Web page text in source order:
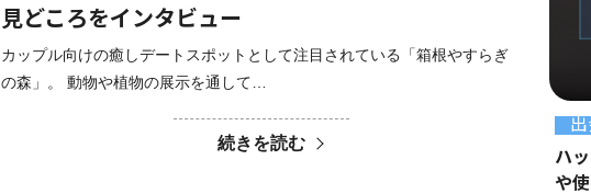
見どころをインタビュー
カップル向けの癒しデートスポットとして注目されている「箱根やすらぎ
の森」。 動物や植物の展示を通して…
続きを読む
出
ハ
や